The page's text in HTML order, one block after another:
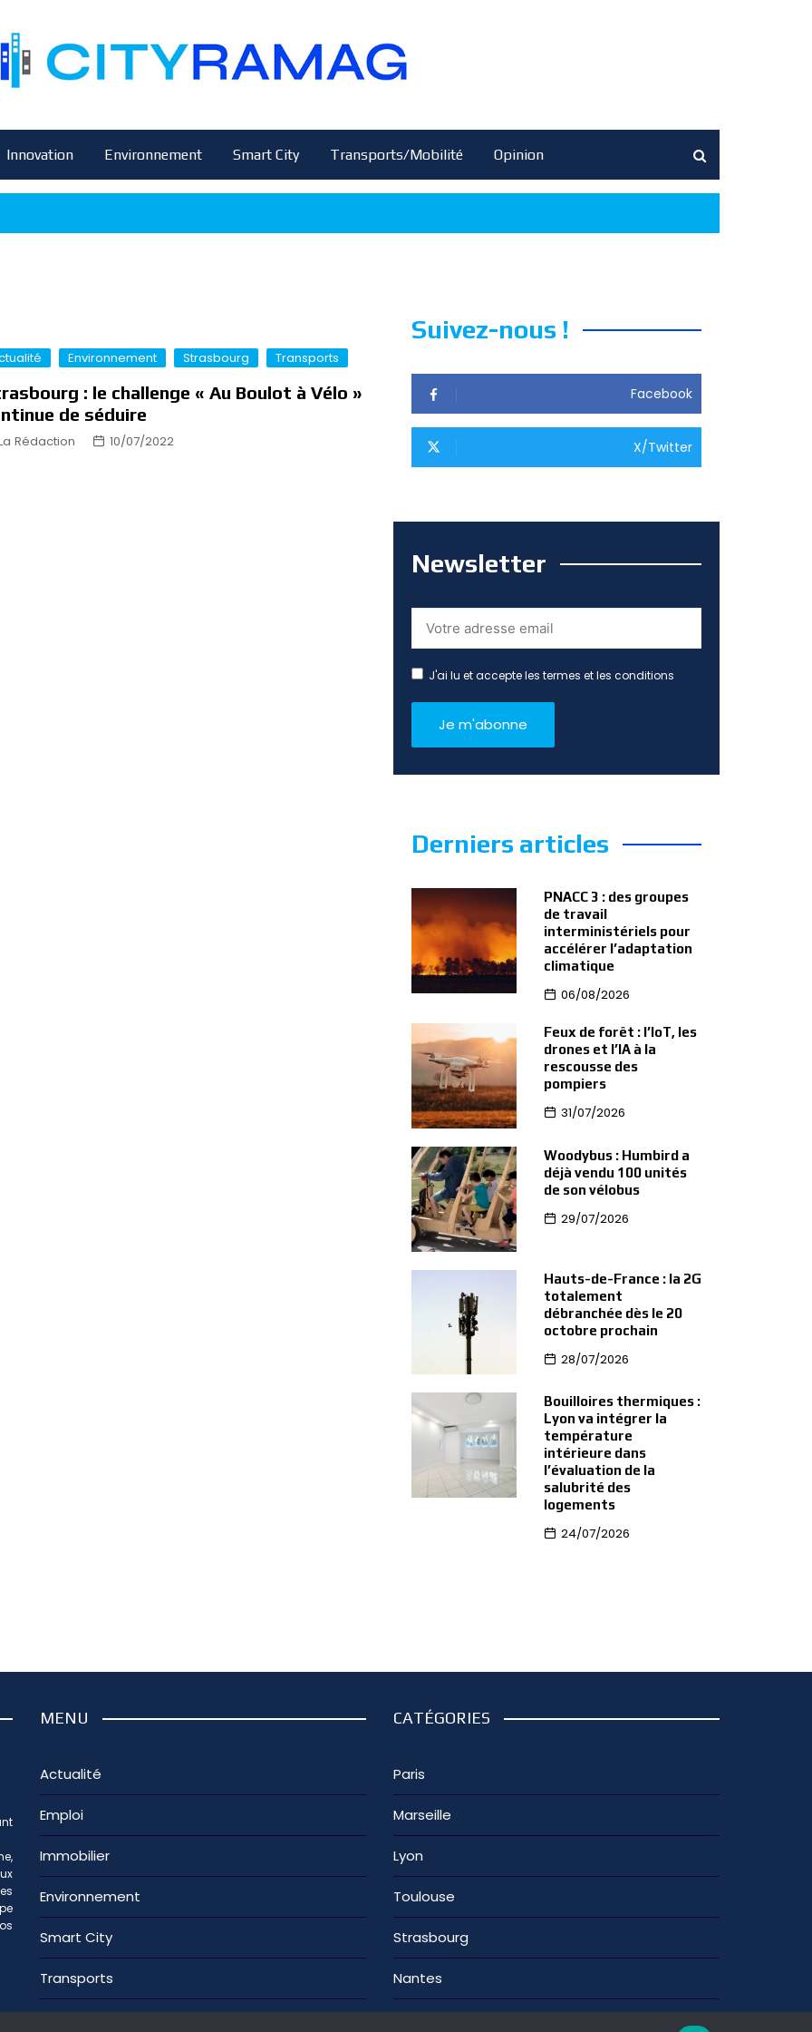
Innovation Environnement Smart City Transports/Mobilité Opinion
Environnement Strasbourg Transports
: le challenge « Au Boulot à Vélo »
de séduire
Rédaction 10/07/2022
Suivez-nous !
Facebook
X/Twitter
Newsletter
J'ai lu et accepte les termes et les conditions
Derniers articles
PNACC 3 : des groupes
de travail
interministériels pour
accélérer l’adaptation
climatique
06/08/2026
Feux de forêt : l’IoT, les
drones et l’IA à la
rescousse des
pompiers
31/07/2026
Woodybus : Humbird a
déjà vendu 100 unités
de son vélobus
29/07/2026
Hauts-de-France : la 2G
totalement
débranchée dès le 20
octobre prochain
28/07/2026
Bouilloires thermiques :
Lyon va intégrer la
température
intérieure dans
l’évaluation de la
salubrité des
logements
24/07/2026
MENU
Actualité
Emploi
Immobilier
Environnement
Smart City
Transports
CATÉGORIES
Paris
Marseille
Lyon
Toulouse
Strasbourg
Nantes